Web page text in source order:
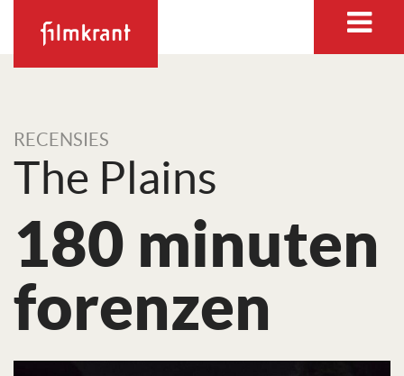
RECENSIES
The Plains
180 minuten
forenzen